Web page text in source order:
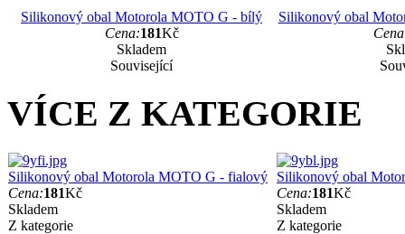
Silikonový obal Motorola MOTO G - bílý
Cena:181Kč
Skladem
Související
Silikonový obal
VÍCE Z KATEGORIE
Silikonový obal Motorola MOTO G - fialový
Cena:181Kč
Skladem
Z kategorie
Silikonový obal
Cena:181Kč
Skladem
Z kategorie